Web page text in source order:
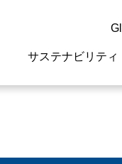
サステナビリティ